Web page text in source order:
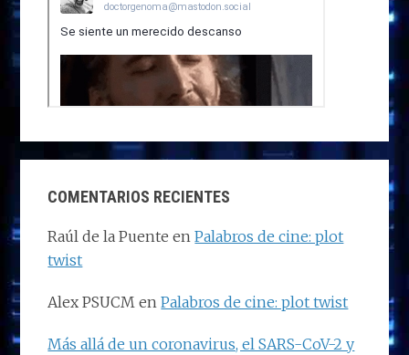
COMENTARIOS RECIENTES
Raúl de la Puente enPalabros de cine: plot
twist
Alex PSUCM enPalabros de cine: plot twist
Más allá de un coronavirus, el SARS-CoV-2 y